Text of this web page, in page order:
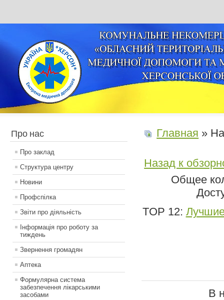
Про нас
Про заклад
Структура центру
Новини
Профспілка
Звіти про діяльність
Інформація про роботу за
тиждень
Звернення громадян
Аптека
Формулярна система
забезпечення лікарськими
засобами
Главная »
Назад к
Общее
TOP 12:
В